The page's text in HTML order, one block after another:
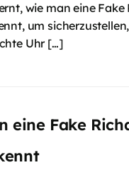
wie man eine Fake
um
Uhr […]
eine Fake